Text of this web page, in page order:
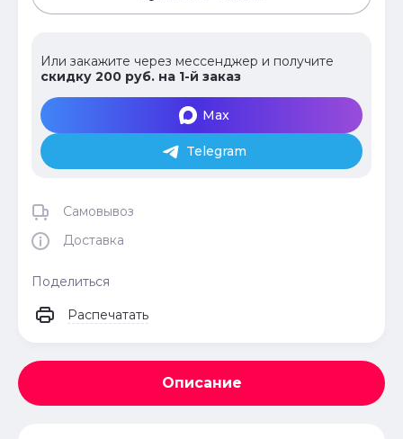
Или закажите через мессенджер и получите
скидку 200 руб. на 1-й заказ
Max
Telegram
Самовывоз
Доставка
Поделиться
Распечатать
Описание